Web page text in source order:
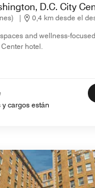
D.C. City
|
0,4 km desde el
and wellness-
hotel.
cargos están